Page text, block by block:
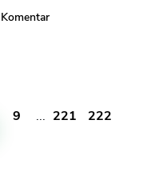
Komentar
9 ... 221
222